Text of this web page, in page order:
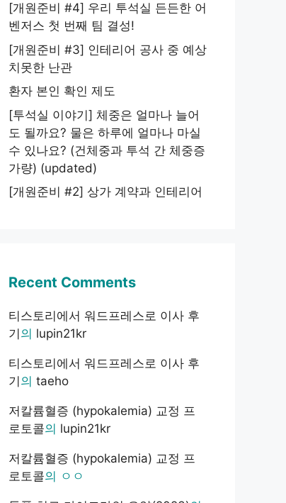
[개원준비 #4] 우리 투석실 든든한 어
벤저스 첫 번째 팀 결성!
[개원준비 #3] 인테리어 공사 중 예상
치못한 난관
환자 본인 확인 제도
[투석실 이야기] 체중은 얼마나 늘어
도 될까요? 물은 하루에 얼마나 마실
수 있나요? (건체중과 투석 간 체중증
가량) (updated)
[개원준비 #2] 상가 계약과 인테리어
Recent Comments
티스토리에서 워드프레스로 이사 후
기 의 lupin21kr
티스토리에서 워드프레스로 이사 후
기 의 taeho
저칼륨혈증 (hypokalemia) 교정 프
로토콜의 lupin21kr
저칼륨혈증 (hypokalemia) 교정 프
로토콜의 ㅇㅇ